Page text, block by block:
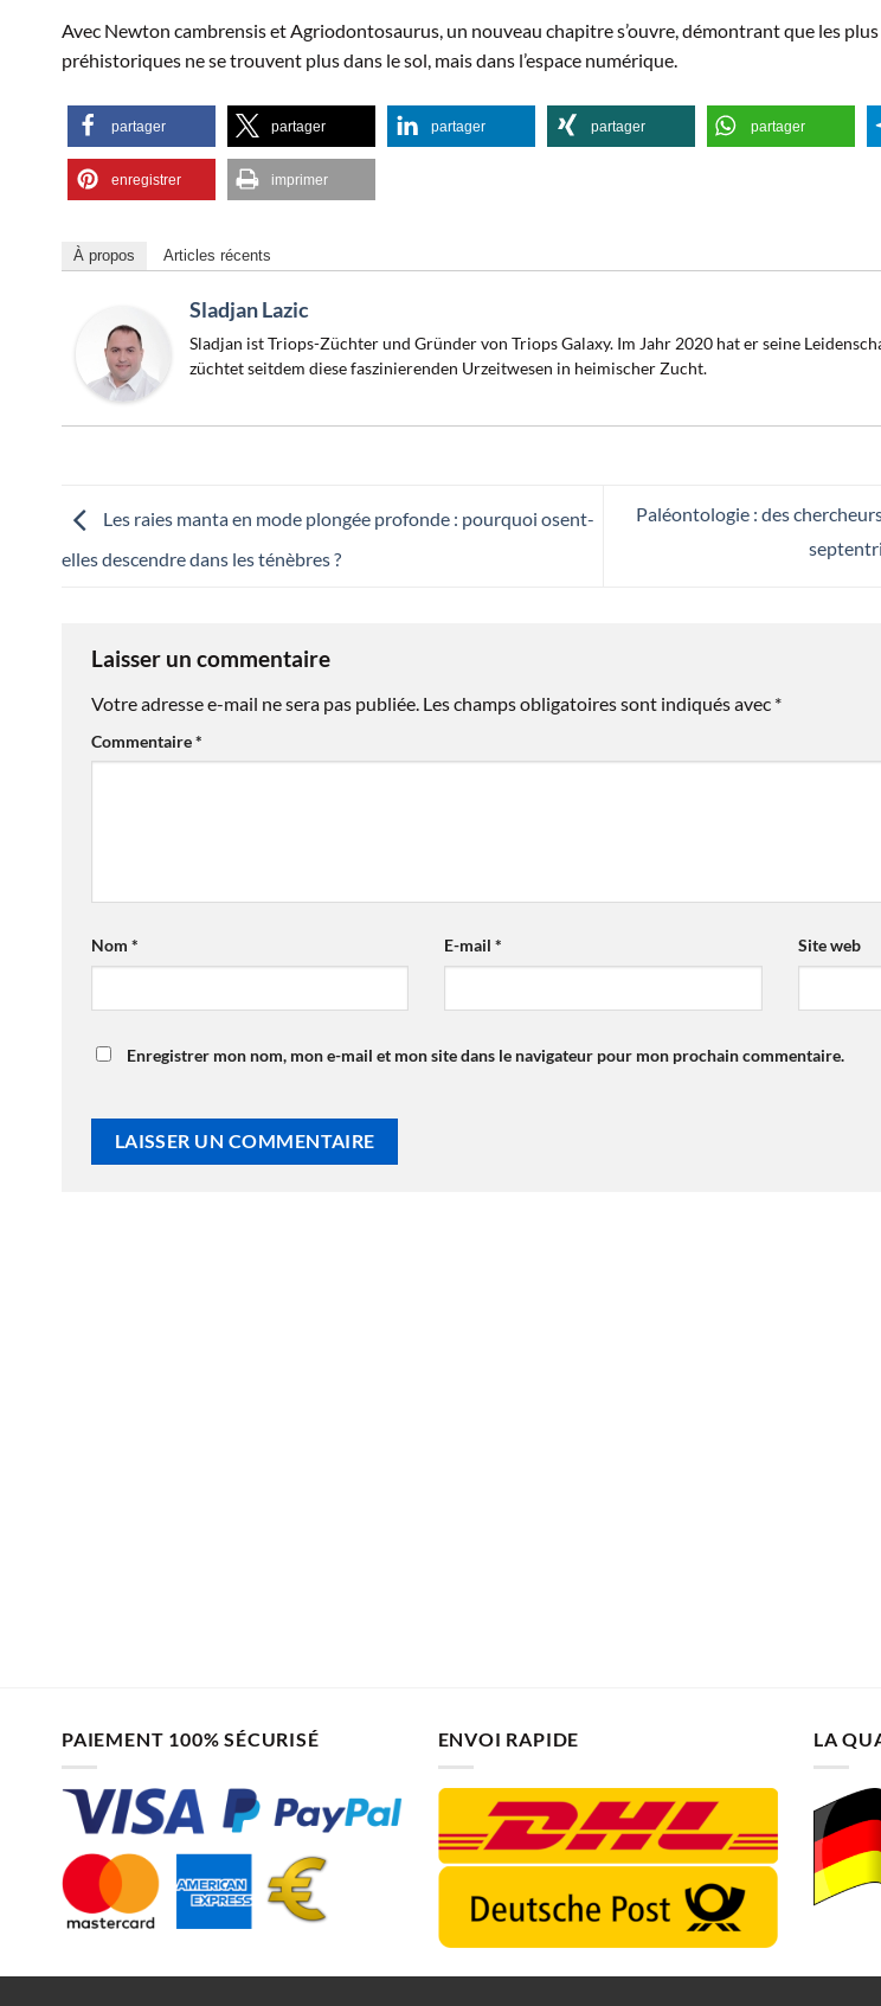
Avec Newton cambrensis et Agriodontosaurus, un nouveau chapitre s’ouvre, démontrant que les
préhistoriques ne se trouvent plus dans le sol, mais dans l’espace numérique.
partager partager partager partager partager
enregistrer imprimer
À propos Articles récents
Sladjan Lazic
Sladjan ist Triops-Züchter und Gründer von Triops Galaxy. Im Jahr 2020 hat er seine
züchtet seitdem diese faszinierenden Urzeitwesen in heimischer Zucht.
Les raies manta en mode plongée profonde : pourquoi osent-
elles descendre dans les ténèbres ?
Paléontologie : des
Laisser un commentaire
Votre adresse e-mail ne sera pas publiée. Les champs obligatoires sont indiqués avec *
Commentaire*
Nom * E-mail* Site web
Enregistrer mon nom, mon e-mail et mon site dans le navigateur pour mon prochain commentaire.
PAIEMENT 100% SÉCURISÉ ENVOI RAPIDE LA